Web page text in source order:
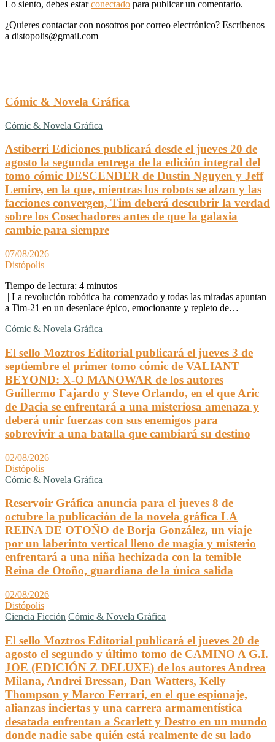
Lo siento, debes estarconectado para publicar un comentario.
¿Quieres contactar con nosotros por correo electrónico? Escríbenos
a distopolis@gmail.com
Cómic & Novela Gráfica
Cómic & Novela Gráfica
Astiberri Ediciones publicará desde el jueves 20 de
agosto la segunda entrega de la edición integral del
tomo cómic DESCENDER de Dustin Nguyen y Jeff
Lemire, en la que, mientras los robots se alzan y las
facciones convergen, Tim deberá descubrir la verdad
sobre los Cosechadores antes de que la galaxia
cambie para siempre
07/08/2026
Distópolis
Tiempo de lectura: 4 minutos
| La revolución robótica ha comenzado y todas las miradas apuntan
a Tim-21 en un desenlace épico, emocionante y repleto de…
Cómic & Novela Gráfica
El sello Moztros Editorial publicará el jueves 3 de
septiembre el primer tomo cómic de VALIANT
BEYOND: X-O MANOWAR de los autores
Guillermo Fajardo y Steve Orlando, en el que Aric
de Dacia se enfrentará a una misteriosa amenaza y
deberá unir fuerzas con sus enemigos para
sobrevivir a una batalla que cambiará su destino
02/08/2026
Distópolis
Cómic & Novela Gráfica
Reservoir Gráfica anuncia para el jueves 8 de
octubre la publicación de la novela gráfica LA
REINA DE OTOÑO de Borja González, un viaje
por un laberinto vertical lleno de magia y misterio
enfrentará a una niña hechizada con la temible
Reina de Otoño, guardiana de la única salida
02/08/2026
Distópolis
Ciencia Ficción Cómic & Novela Gráfica
El sello Moztros Editorial publicará el jueves 20 de
agosto el segundo y último tomo de CAMINO A G.I.
JOE (EDICIÓN Z DELUXE) de los autores Andrea
Milana, Andrei Bressan, Dan Watters, Kelly
Thompson y Marco Ferrari, en el que espionaje,
alianzas inciertas y una carrera armamentística
desatada enfrentan a Scarlett y Destro en un mundo
donde nadie sabe quién está realmente de su lado